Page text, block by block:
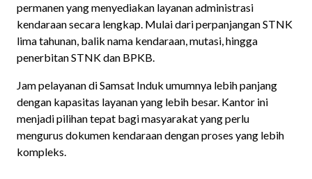
permanen yang menyediakan layanan administrasi
kendaraan secara lengkap. Mulai dari perpanjangan STNK
lima tahunan, balik nama kendaraan, mutasi, hingga
penerbitan STNK dan BPKB.
Jam pelayanan di Samsat Induk umumnya lebih panjang
dengan kapasitas layanan yang lebih besar. Kantor ini
menjadi pilihan tepat bagi masyarakat yang perlu
mengurus dokumen kendaraan dengan proses yang lebih
kompleks.